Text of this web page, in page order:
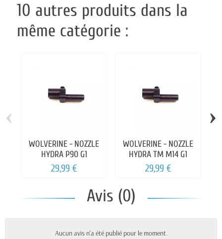
10 autres produits dans la
même catégorie :
WOLVERINE - NOZZLE
HYDRA P90 G1
29,99 €
WOLVERINE - NOZZLE
HYDRA TM M14 G1
29,99 €
‹ ›
Avis (0)
Aucun avis n'a été publié pour le moment.